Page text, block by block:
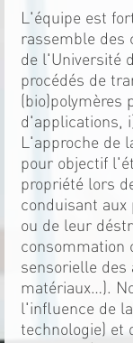
L'équipe est
rassemble des
de l'Université
procédés de
(bio)polymères
d'applications,
L'approche de
pour objectif
propriété lors
conduisant aux
ou de leur
consommation
sensorielle
matériaux…).
l'influence de
technologie) et